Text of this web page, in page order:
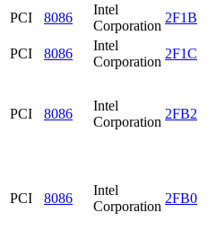
PCI
8086
Intel
Corporation
2F1B
PCI
8086
Intel
Corporation
2F1C
PCI 8086
Intel
Corporation
2FB2
PCI 8086
Intel
Corporation
2FB0